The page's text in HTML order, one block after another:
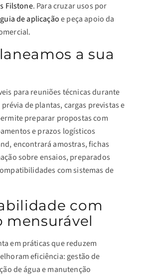
Filstone. Para cruzar usos por
guia de aplicaçãoe peça apoio da
a sua
para reuniões técnicas durante
de plantas, cargas previstas e
preparar propostas com
e prazos logísticos
encontrará amostras, fichas
sobre ensaios, preparados
com sistemas de
com
mensurável
em práticas que reduzem
eficiência: gestão de
de água e manutenção